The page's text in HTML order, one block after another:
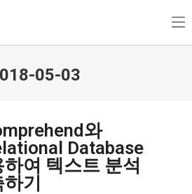
존클라우드
05-03
와
Database
여 텍스트 분석
기